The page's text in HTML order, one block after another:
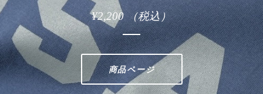
¥2,200 （税込）
商品ページ